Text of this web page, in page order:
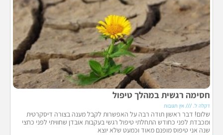
חסימה רגשית במהלך טיפול
דקלה ל. אין תגובות
שלום! דבר ראשון תודה רבה על האפשרות לקבל מענה בצורה דיסקרטית
ומכבדת לפני כחודש התחלתי טיפול רגשי בעקבות אובדן שחוויתי לפני כחצי
שנה אני טיפוס מופנם מאוד וכמעט שלא יוצא